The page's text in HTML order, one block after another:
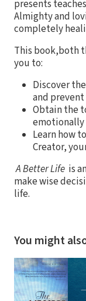
presents
Almighty and
completely
This book,both
you to:
Discover
and
Obtain the
emotionally
Learn how
Creator,
A Better Life is
make wise
life.
You might